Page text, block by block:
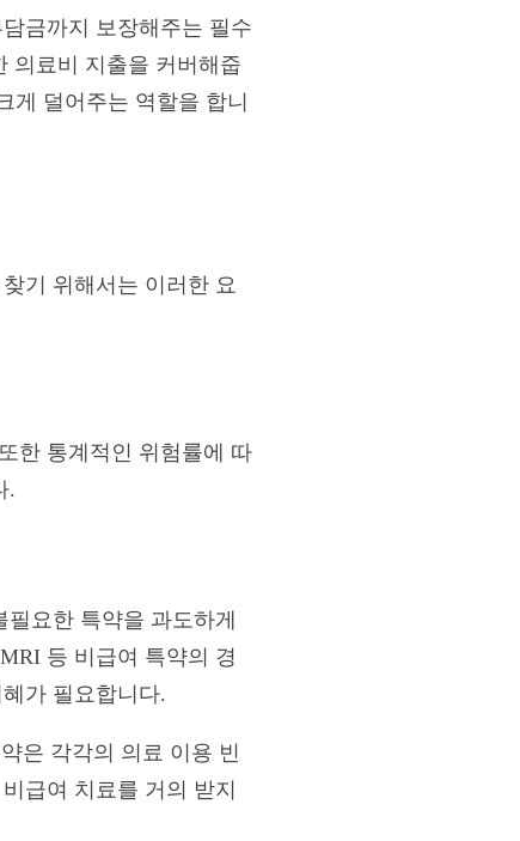
금까지 보장해주는 필수
의료비 지출을 커버해줍
게 덜어주는 역할을 합니
기 위해서는 이러한 요
한 통계적인 위험률에 따
.
요한 특약을 과도하게
등 비급여 특약의 경
가 필요합니다.
은 각각의 의료 이용 빈
급여 치료를 거의 받지